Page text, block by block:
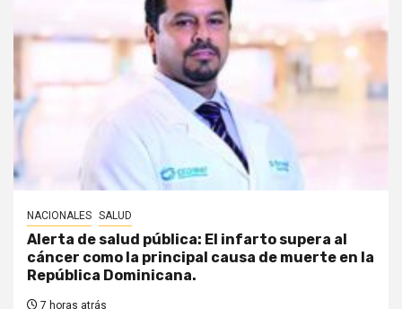
NACIONALES SALUD
Alerta de salud pública: El infarto supera al
cáncer como la principal causa de muerte en la
República Dominicana.
7 horas atrás